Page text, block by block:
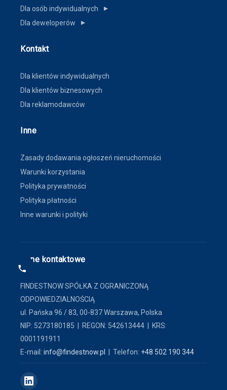
Dla osób indywidualnych ▼
Dla deweloperów ▼
Kontakt
Dla klientów indywidualnych
Dla klientów biznesowych
Dla reklamodawców
Inne
Zasady dodawania ogłoszeń nieruchomości
Warunki korzystania
Polityka prywatności
Polityka płatności
Inne warunki i polityki
Dane kontaktowe
FINDESTNOW SPÓŁKA Z OGRANICZONĄ
ODPOWIEDZIALNOŚCIĄ
ul. Pańska 96 / 83, 00-837 Warszawa, Polska
NIP: 5273180185 | REGON: 542613444 | KRS:
0001191911
E-mail: info@findestnow.pl | Telefon: +48 502 190 344